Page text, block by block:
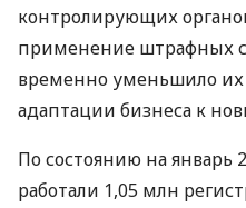
контролирующих
применение штрафных
временно уменьшило их
адаптации бизнеса к
По состоянию на январь
работали 1,05 млн